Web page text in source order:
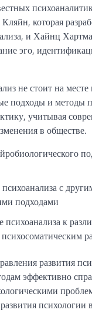
которая
и Хайнц
эго,
не стоит на
подходы и методы
учитывая
в обществе.
с
подходами
к
развития
эффективно
психологии